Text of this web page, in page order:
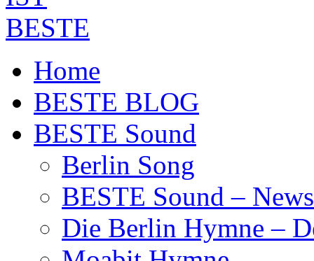
Home
BESTE BLOG
BESTE Sound
Berlin Song
BESTE Sound –
Die Berlin Hymne –